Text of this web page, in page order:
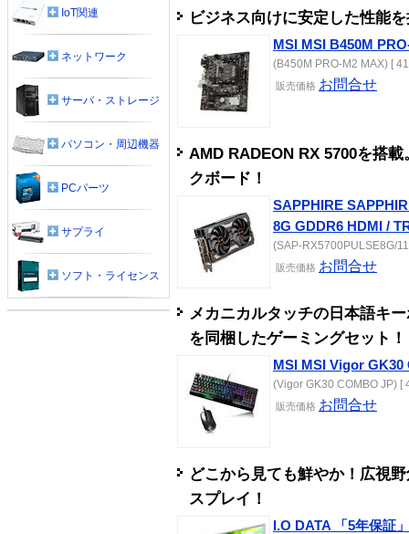
ビジネス向けに安定した性能
MSI MSI B450M
(B450M PRO-M2 MAX) [
販売価格 お問合せ
AMD RADEON RX 5700を搭
クボード！
SAPPHIRE
8G GDDR6 HDMI /
(SAP-RX5700PULSE8G/
販売価格 お問合せ
メカニカルタッチの日本語キ
を同梱したゲーミングセット！
MSI MSI Vigor GK30
(Vigor GK30 COMBO JP) [
販売価格 お問合せ
どこから見ても鮮やか！広視
スプレイ！
I.O DATA 「5年保証
IoT関連
ネットワーク
サーバ・ストレージ
パソコン・周辺機器
PCパーツ
サプライ
ソフト・ライセンス